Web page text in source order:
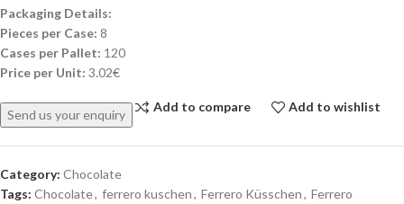
Packaging Details:
Pieces per Case: 8
Cases per Pallet: 120
Price per Unit: 3.02€
Send us your enquiry
Add to compare Add to wishlist
Category: Chocolate
Tags: Chocolate, ferrero kuschen, Ferrero Küsschen, Ferrero